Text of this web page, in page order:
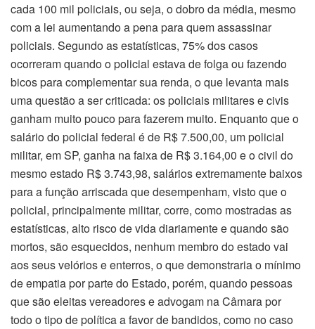
cada 100 mil policiais, ou seja, o dobro da média, mesmo
com a lei aumentando a pena para quem assassinar
policiais. Segundo as estatísticas, 75% dos casos
ocorreram quando o policial estava de folga ou fazendo
bicos para complementar sua renda, o que levanta mais
uma questão a ser criticada: os policiais militares e civis
ganham muito pouco para fazerem muito. Enquanto que o
salário do policial federal é de R$ 7.500,00, um policial
militar, em SP, ganha na faixa de R$ 3.164,00 e o civil do
mesmo estado R$ 3.743,98, salários extremamente baixos
para a função arriscada que desempenham, visto que o
policial, principalmente militar, corre, como mostradas as
estatísticas, alto risco de vida diariamente e quando são
mortos, são esquecidos, nenhum membro do estado vai
aos seus velórios e enterros, o que demonstraria o mínimo
de empatia por parte do Estado, porém, quando pessoas
que são eleitas vereadores e advogam na Câmara por
todo o tipo de política a favor de bandidos, como no caso